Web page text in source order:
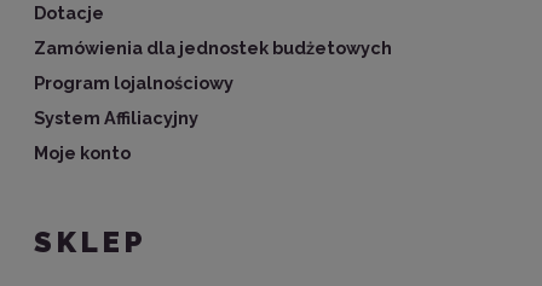
Dotacje
Zamówienia dla jednostek budżetowych
Program lojalnościowy
System Affiliacyjny
Moje konto
SKLEP